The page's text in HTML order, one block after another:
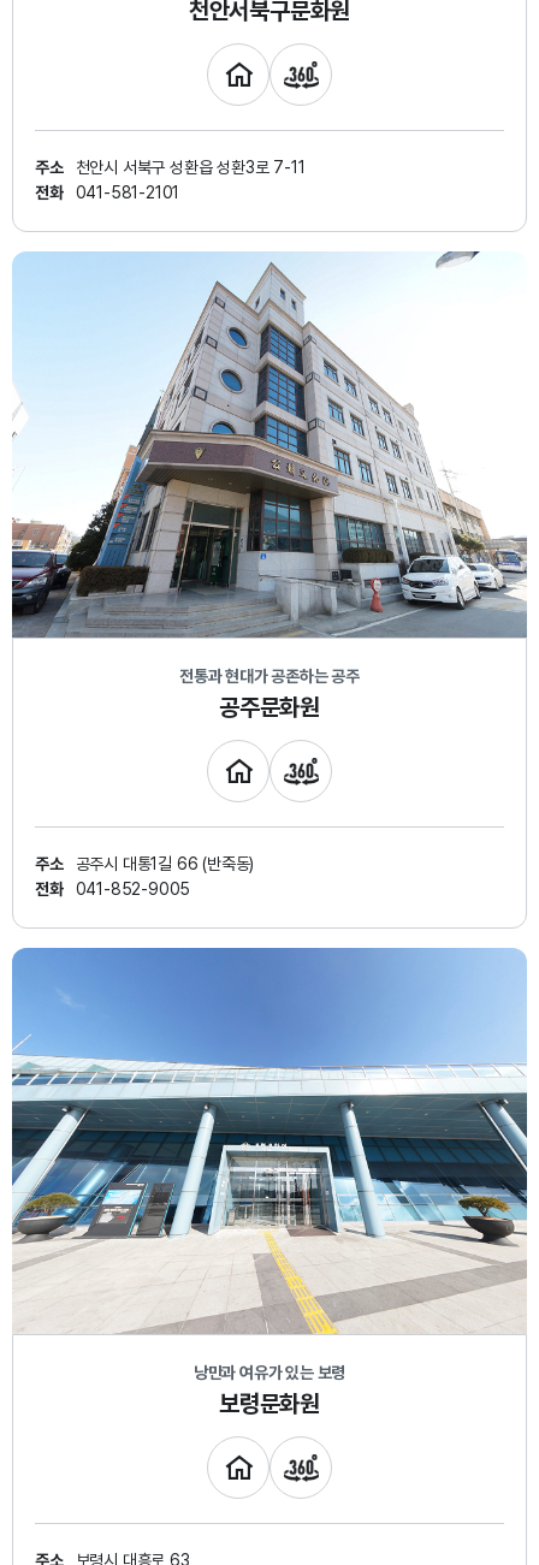
천안서북구문화원
주소
천안시 서북구 성환읍 성환3로 7-11
전화
041-581-2101
전통과 현대가 공존하는 공주
공주문화원
주소
공주시 대통1길 66 (반죽동)
전화
041-852-9005
낭만과 여유가 있는 보령
보령문화원
주소 보령시 대흥로 63